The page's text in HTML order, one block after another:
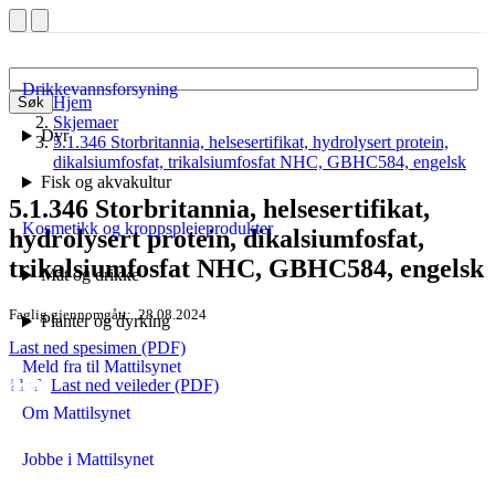
Søk
Drikkevannsforsyning
Dyr
Fisk og akvakultur
Kosmetikk og kroppspleieprodukter
Mat og drikke
Planter og dyrking
Meld fra til Mattilsynet
Om Mattilsynet
Jobbe i Mattilsynet
Hjem
Skjemaer
5.1.346 Storbritannia, helsesertifikat, hydrolysert protein,
dikalsiumfosfat, trikalsiumfosfat NHC, GBHC584, engelsk
5.1.346 Storbritannia, helsesertifikat,
hydrolysert protein, dikalsiumfosfat,
trikalsiumfosfat NHC, GBHC584, engelsk
Faglig gjennomgått 28.08.2024
Last ned spesimen (PDF)
Last ned veileder (PDF)